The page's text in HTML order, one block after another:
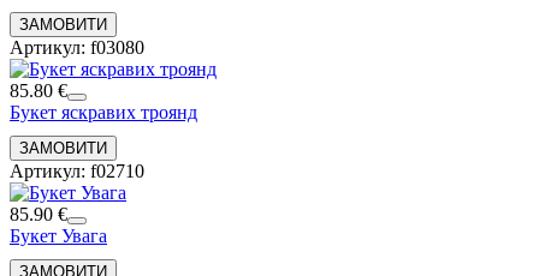
Артикул: f03080
85.80 €
Букет яскравих троянд
Артикул: f02710
85.90 €
Букет Увага